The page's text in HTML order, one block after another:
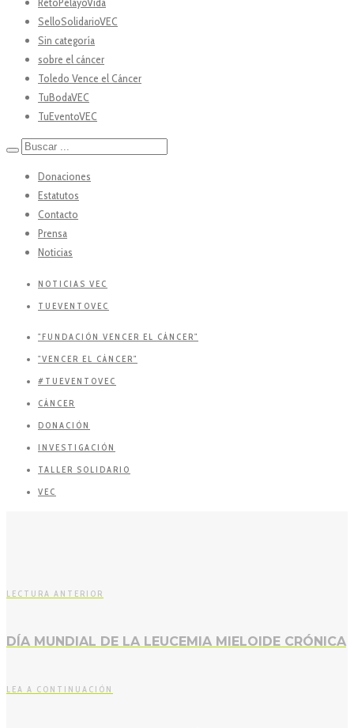
SelloSolidarioVEC
Sin categoría
sobre el cáncer
Toledo Vence el Cáncer
TuBodaVEC
TuEventoVEC
Donaciones
Estatutos
Contacto
Prensa
Noticias
NOTICIAS VEC
TUEVENTOVEC
"FUNDACIÓN VENCER EL CÁNCER"
"VENCER EL CÁNCER"
#TUEVENTOVEC
CÁNCER
DONACIÓN
INVESTIGACIÓN
TALLER SOLIDARIO
VEC
LECTURA ANTERIOR
DÍA MUNDIAL DE LA LEUCEMIA MIELOIDE CRÓNICA
LEA A CONTINUACIÓN